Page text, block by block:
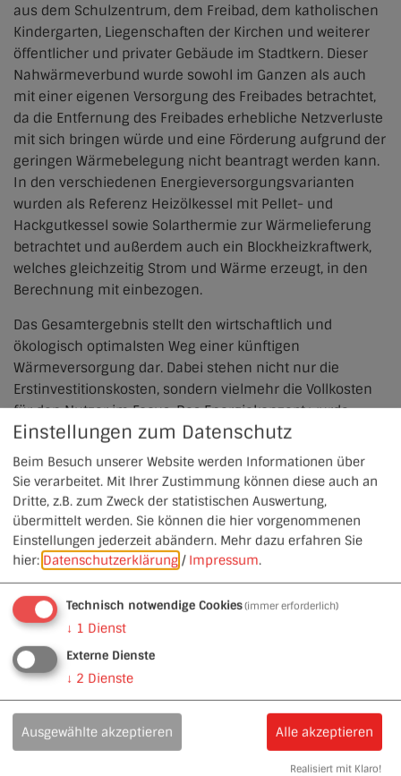
aus dem Schulzentrum, dem Freibad, dem katholischen
Kindergarten, Liegenschaften der Kirchen und weiterer
öffentlicher und privater Gebäude im Stadtkern. Dieser
Nahwärmeverbund wurde sowohl im Ganzen als auch
mit einer eigenen Versorgung des Freibades betrachtet,
da die Entfernung des Freibades erhebliche Netzverluste
mit sich bringen würde und eine Förderung aufgrund der
geringen Wärmebelegung nicht beantragt werden kann.
In den verschiedenen Energieversorgungsvarianten
wurden als Referenz Heizölkessel mit Pellet- und
Hackgutkessel sowie Solarthermie zur Wärmelieferung
betrachtet und außerdem auch ein Blockheizkraftwerk,
welches gleichzeitig Strom und Wärme erzeugt, in den
Berechnung mit einbezogen.
Das Gesamtergebnis stellt den wirtschaftlich und
ökologisch optimalsten Weg einer künftigen
Wärmeversorgung dar. Dabei stehen nicht nur die
Erstinvestitionskosten, sondern vielmehr die Vollkosten
für den Nutzer im Focus. Das Energiekonzept wurde
durch das Bayerische Staatsministerium für Wirtschaft
und Medien, Energie und Technologie gefördert.
Abschlussbericht Teil-Energienutzungsplan
Einstellungen zum Datenschutz
Beim Besuch unserer Website werden Informationen über
Sie verarbeitet. Mit Ihrer Zustimmung können diese auch an
Dritte, z.B. zum Zweck der statistischen Auswertung,
übermittelt werden. Sie können die hier vorgenommenen
Einstellungen jederzeit abändern. Mehr dazu erfahren Sie
hier: Datenschutzerklärung / Impressum.
Technisch notwendige Cookies(immer erforderlich)
↓ 1 Dienst
Externe Dienste
↓ 2 Dienste
Ausgewählte akzeptieren Alle akzeptieren
Realisiert mit Klaro!